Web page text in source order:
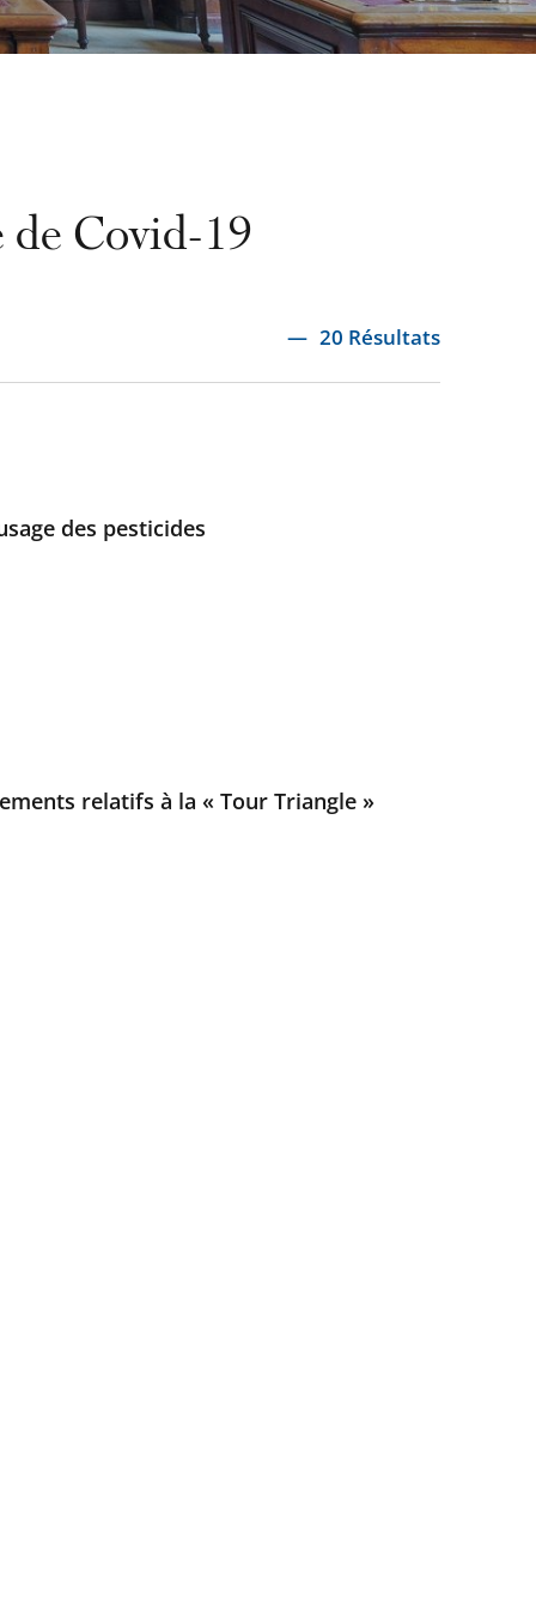
de Covid-19
20 Résultats
des pesticides
relatifs à la « Tour Triangle »